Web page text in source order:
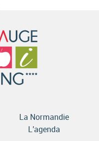
La Normandie
L'agenda